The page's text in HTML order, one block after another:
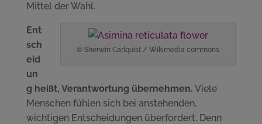
Mittel der Wahl.
© Sherwin Carlquist / Wikimedia commons
Ent
sch
eid
un
g heißt, Verantwortung übernehmen. Viele
Menschen fühlen sich bei anstehenden,
wichtigen Entscheidungen überfordert. Denn